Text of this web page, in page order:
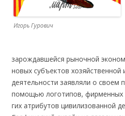
Игорь Гурович
зарождавшейся ры­ночной
новых субъектов
деятельности заявляли о своем
помощью логотипов, фирменных
гих атрибу­тов цивилизованной